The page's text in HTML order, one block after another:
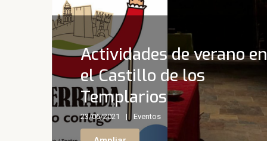
Actividades de verano
el Castillo de los
Templarios
23/06/2021 Eventos